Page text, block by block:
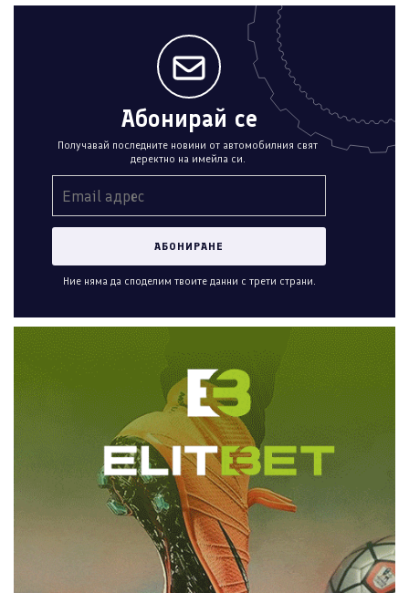
Абонирай се
Получавай последните новини от автомобилния свят
деректно на имейла си.
Ние няма да споделим твоите данни с трети страни.